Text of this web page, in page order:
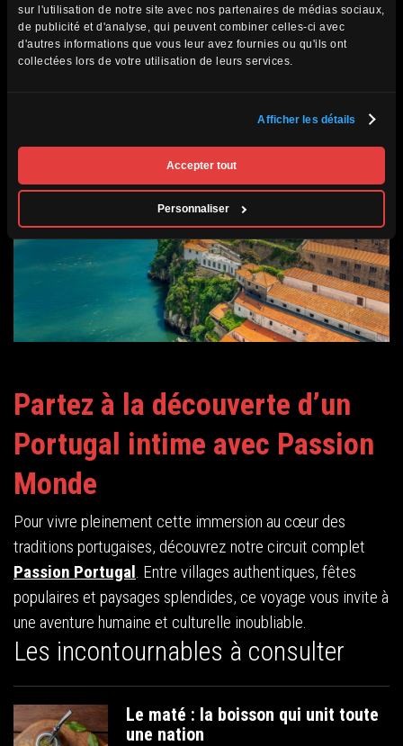
sur l'utilisation de notre site avec nos partenaires de médias sociaux,
de publicité et d'analyse, qui peuvent combiner celles-ci avec
d'autres informations que vous leur avez fournies ou qu'ils ont
collectées lors de votre utilisation de leurs services.
Afficher les détails
Accepter tout
Personnaliser
vivre des expériences humaines fortes dans des cadres
préservés.
Partez à la découverte d’un
Portugal intime avec Passion
Monde
Pour vivre pleinement cette immersion au cœur des
traditions portugaises, découvrez notre circuit complet
Passion Portugal . Entre villages authentiques, fêtes
populaires et paysages splendides, ce voyage vous invite à
une aventure humaine et culturelle inoubliable.
Les incontournables à consulter
Le maté : la boisson qui unit toute
une nation